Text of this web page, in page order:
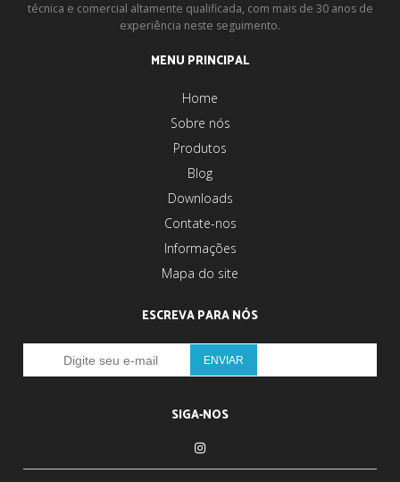
técnica e comercial altamente qualificada, com mais de 30 anos de
experiência neste seguimento.
MENU PRINCIPAL
Home
Sobre nós
Produtos
Blog
Downloads
Contate-nos
Informações
Mapa do site
ESCREVA PARA NÓS
SIGA-NOS